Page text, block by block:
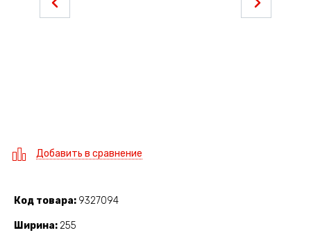
Добавить в сравнение
Код товара 9327094
Ширина 255